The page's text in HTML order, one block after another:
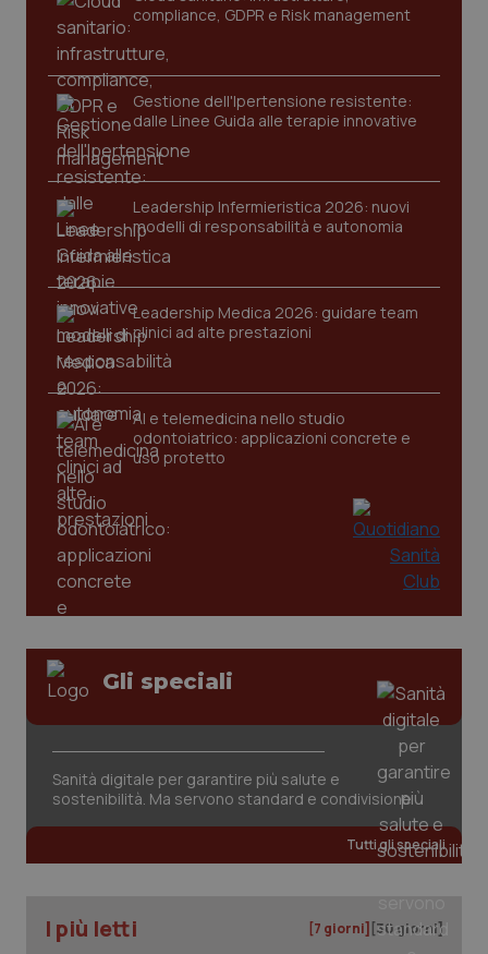
compliance, GDPR e Risk management
Gestione dell'Ipertensione resistente:
dalle Linee Guida alle terapie innovative
Leadership Infermieristica 2026: nuovi
modelli di responsabilità e autonomia
Leadership Medica 2026: guidare team
clinici ad alte prestazioni
AI e telemedicina nello studio
odontoiatrico: applicazioni concrete e
uso protetto
Gli speciali
Sanità digitale per garantire più salute e
sostenibilità. Ma servono standard e condivisione
Tutti gli speciali
I più letti [7 giorni] [30 giorni]
protette del sito. Il sito web non è in grado di
funzionare correttamente senza questi cookie.
Nome
VISITOR_PRIVACY_METADATA
YouTube
.youtube.com
CookieScriptConsent
tracking-sites-ironfish-
www.quotidianosanita.it
session-id
www.quotidianosanita.it